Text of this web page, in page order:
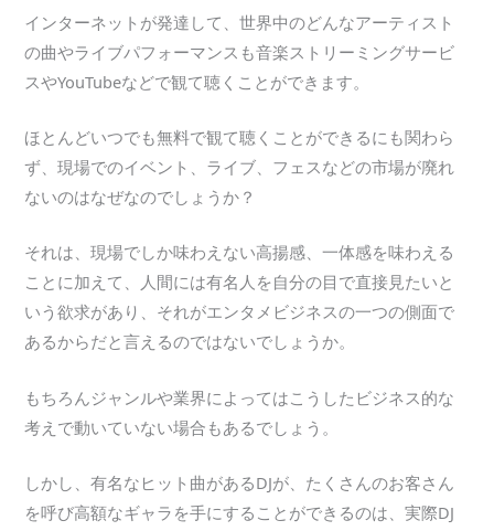
インターネットが発達して、世界中のどんなアーティスト
の曲やライブパフォーマンスも音楽ストリーミングサービ
スやYouTubeなどで観て聴くことができます。
ほとんどいつでも無料で観て聴くことができるにも関わら
ず、現場でのイベント、ライブ、フェスなどの市場が廃れ
ないのはなぜなのでしょうか？
それは、現場でしか味わえない高揚感、一体感を味わえる
ことに加えて、人間には有名人を自分の目で直接見たいと
いう欲求があり、それがエンタメビジネスの一つの側面で
あるからだと言えるのではないでしょうか。
もちろんジャンルや業界によってはこうしたビジネス的な
考えで動いていない場合もあるでしょう。
しかし、有名なヒット曲があるDJが、たくさんのお客さん
を呼び高額なギャラを手にすることができるのは、実際DJ